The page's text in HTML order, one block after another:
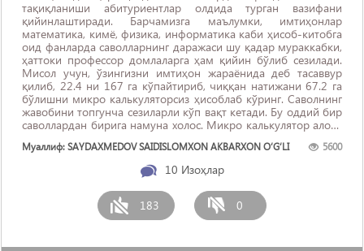
тақиқланиши абитуриентлар олдида турган вазифани
қийинлаштиради. Барчамизга маълумки, имтиҳонлар
математика, кимё, физика, информатика каби ҳисоб-китобга
оид фанларда саволларнинг даражаси шу қадар мураккабки,
ҳаттоки профессор домлаларга ҳам қийин бўлиб сезилади.
Мисол учун, ўзингизни имтиҳон жараёнида деб тасаввур
қилиб, 22.4 ни 167 га кўпайтириб, чиққан натижани 67.2 га
бўлишни микро калькуляторсиз ҳисоблаб кўринг. Саволнинг
жавобини топгунча сезиларли кўп вақт кетади. Бу оддий бир
саволлардан бирига намуна холос. Микро калькулятор алоқа
Муаллиф: SAYDAXMEDOV SAIDISLOMXON AKBARXON O‘G‘LI 5600
10 Изоҳлар
183 0